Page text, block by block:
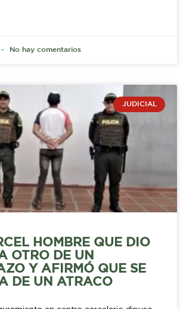
No hay comentarios
JUDICIAL
HOMBRE QUE DIO
OTRO DE UN
Y AFIRMÓ QUE SE
DE UN ATRACO